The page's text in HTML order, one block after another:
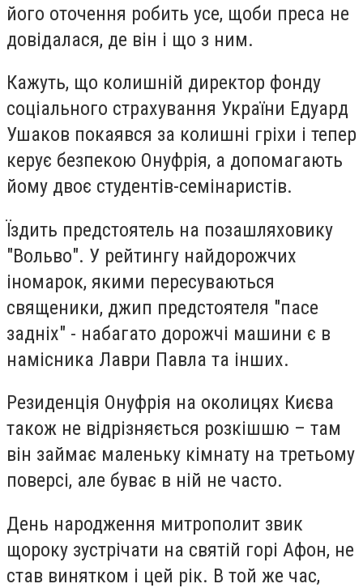
його оточення робить усе, щоби преса не
довідалася, де він і що з ним.
Кажуть, що колишній директор фонду
соціального страхування України Едуард
Ушаков покаявся за колишні гріхи і тепер
керує безпекою Онуфрія, а допомагають
йому двоє студентів-семінаристів.
Їздить предстоятель на позашляховику
"Вольво". У рейтингу найдорожчих
іномарок, якими пересуваються
священики, джип предстоятеля "пасе
задніх" - набагато дорожчі машини є в
намісника Лаври Павла та інших.
Резиденція Онуфрія на околицях Києва
також не відрізняється розкішшю – там
він займає маленьку кімнату на третьому
поверсі, але буває в ній не часто.
День народження митрополит звик
щороку зустрічати на святій горі Афон, не
став винятком і цей рік. В той же час,